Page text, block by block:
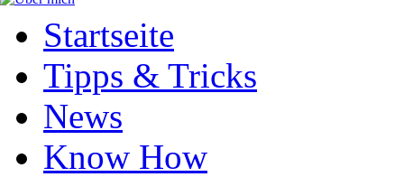
Startseite
Tipps & Tricks
News
Know How